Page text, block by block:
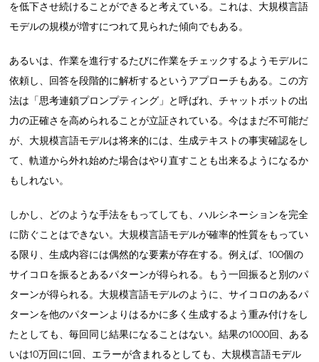
を低下させ続けることができると考えている。これは、大規模言語
モデルの規模が増すにつれて見られた傾向でもある。
あるいは、作業を進行するたびに作業をチェックするようモデルに
依頼し、回答を段階的に解析するというアプローチもある。この方
法は「思考連鎖プロンプティング」と呼ばれ、チャットボットの出
力の正確さを高められることが立証されている。今はまだ不可能だ
が、大規模言語モデルは将来的には、生成テキストの事実確認をし
て、軌道から外れ始めた場合はやり直すことも出来るようになるか
もしれない。
しかし、どのような手法をもってしても、ハルシネーションを完全
に防ぐことはできない。大規模言語モデルが確率的性質をもってい
る限り、生成内容には偶然的な要素が存在する。例えば、100個の
サイコロを振るとあるパターンが得られる。もう一回振ると別のパ
ターンが得られる。大規模言語モデルのように、サイコロのあるパ
ターンを他のパターンよりはるかに多く生成するよう重み付けをし
たとしても、毎回同じ結果になることはない。結果の1000回、ある
いは10万回に1回、エラーが含まれるとしても、大規模言語モデル